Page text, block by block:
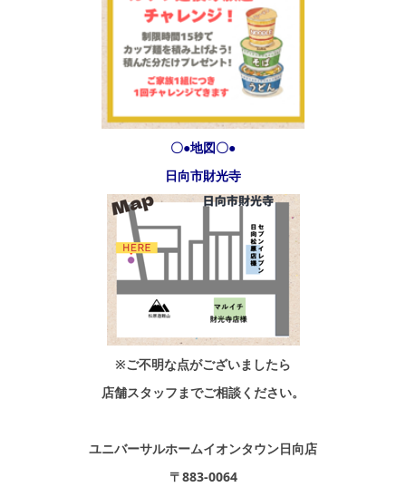
〇●地図〇●
日向市財光寺
※ご不明な点がございましたら
店舗スタッフまでご相談ください。
ユニバーサルホームイオンタウン日向店
〒883-0064